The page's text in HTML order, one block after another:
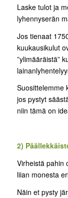
Laske tulot ja
lyhennyserän
Jos tienaat
kuukausikulut
”ylimääräistä”
Suosittelemme
jos pystyt
niin tämä on
2)
Virheistä pahin
liian monesta
Näin et pysty